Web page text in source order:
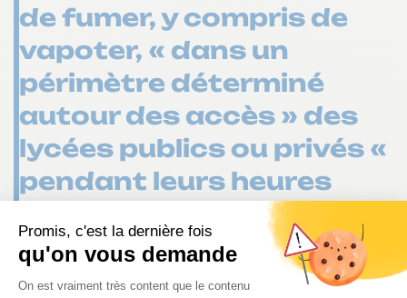
de fumer, y compris de
vapoter, « dans un
périmètre déterminé
autour des accès » des
lycées publics ou privés «
pendant leurs heures
Le trottoir fait partie de la voie publique et à